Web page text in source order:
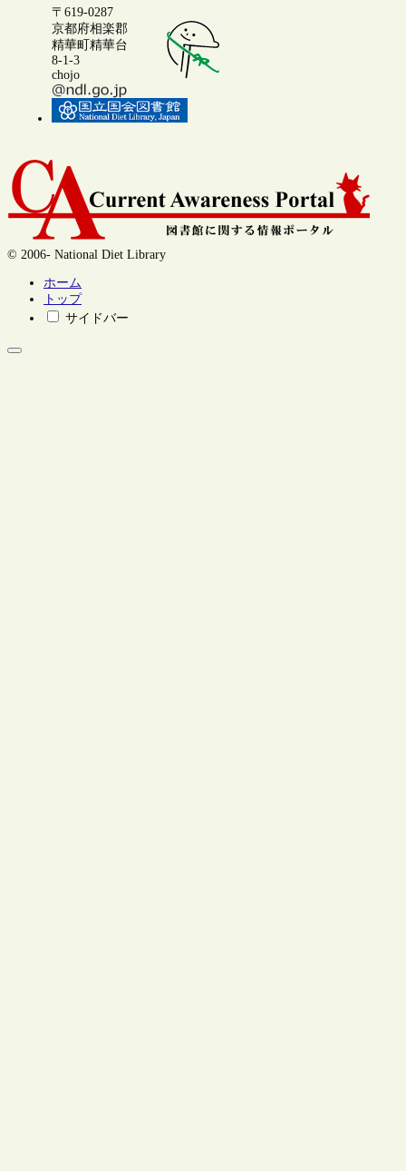
〒619-0287
京都府相楽郡
精華町精華台
8-1-3
chojo
© 2006- National Diet Library
ホーム
トップ
サイドバー